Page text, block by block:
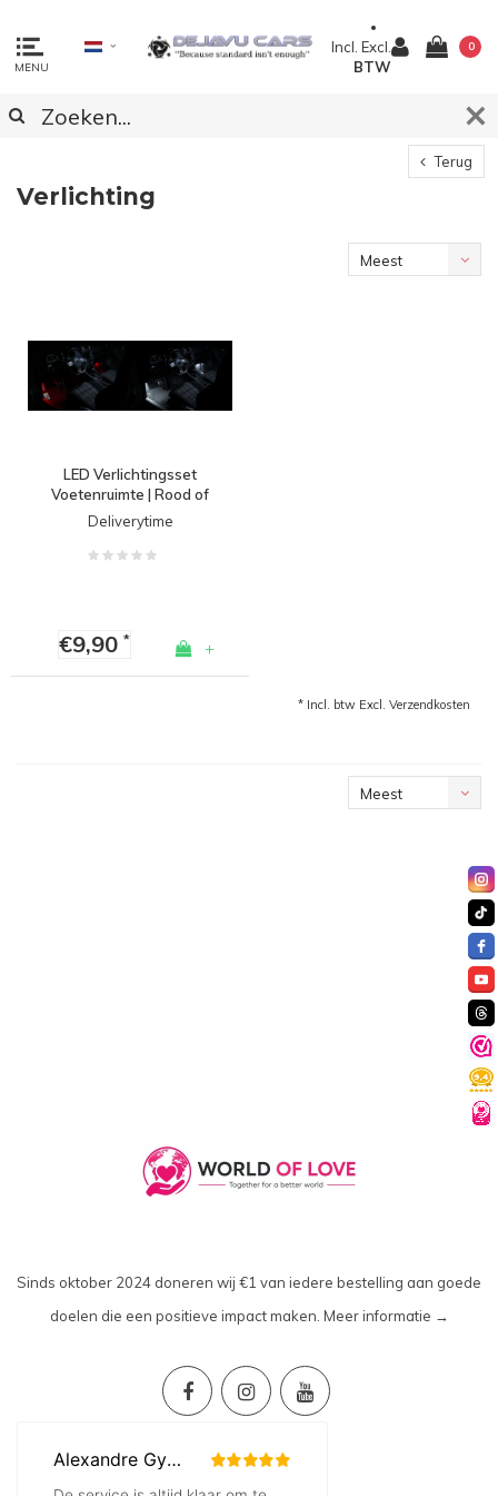
MENU
Incl. Excl.
BTW
0
Terug
Verlichting
Meest
LED Verlichtingsset
Voetenruimte | Rood of
Wit voor Volkswagen
Deliverytime
€9,90* +
* Incl. btw Excl. Verzendkosten
Meest
Sinds oktober 2024 doneren wij €1 van iedere bestelling aan goede
doelen die een positieve impact maken. Meer informatie →